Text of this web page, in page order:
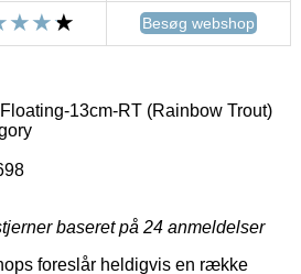
Besøg webshop
13cm-RT (Rainbow Trout)
baseret på 24 anmeldelser
foreslår heldigvis en række